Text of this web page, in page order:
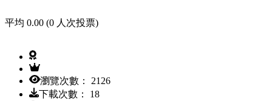
平均 0.00 (0 人次投票)
瀏覽次數： 2126
下載次數： 18